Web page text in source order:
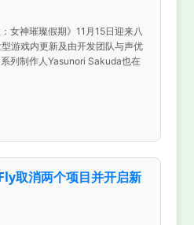
女神璀璨假期》11月15日迎来八
游戏内更新及由开发团队与声优
列制作人Yasunori Sakuda也在
取消两个项目并开启新